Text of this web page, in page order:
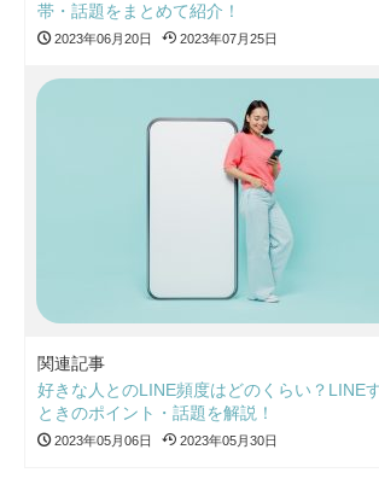
帯・話題をまとめて紹介！
2023年06月20日 2023年07月25日
関連記事
好きな人とのLINE頻度はどのくらい？LINE
ときのポイント・話題を解説！
2023年05月06日 2023年05月30日